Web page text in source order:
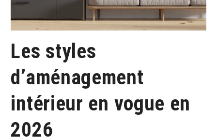
Les styles
d’aménagement
intérieur en vogue en
2026